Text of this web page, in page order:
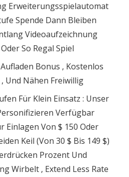
Erweiterungsspielautomat
Spende Dann Bleiben
Videoaufzeichnung
So Regal Spiel
Bonus , Kostenlos
Und Nähen Freiwillig
Für Klein Einsatz : Unser
Verfügbar
Einlagen Von $ 150 Oder
Keil (Von 30 $ Bis 149 $)
Prozent Und
Wirbelt , Extend Less Rate